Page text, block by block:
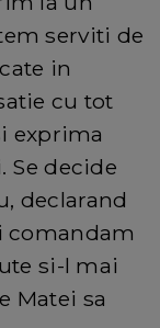
serviti de
in
cu tot
exprima
Se decide
declarand
comandam
si-l mai
Matei sa